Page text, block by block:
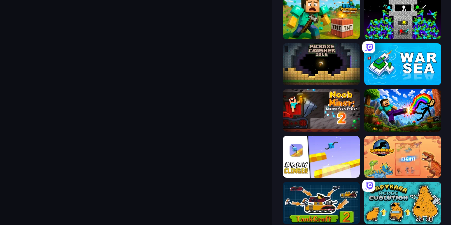
Voxel Playground: Ragdoll Noob Stick Epic Fighter
Pickaxe Crusher Idle War Sea
Noob Miner 2: Escape From Prison Noob: Wall Crusher
Draw Climber Dinosaurs Merge Master
TankCraft 2 Capybara Merge Evolution